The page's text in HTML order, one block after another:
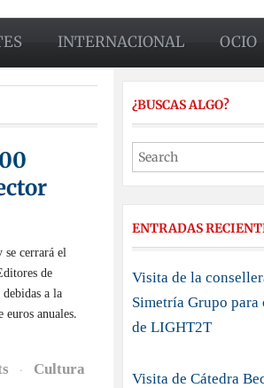
INTERNACIONAL OCIO
se cerrará el
de
a la
anuales.
· Cultura
¿BUSCAS ALGO?
ENTRADAS
Visita de la
Simetría Grupo
de LIGHT2T
Visita de Cátedra